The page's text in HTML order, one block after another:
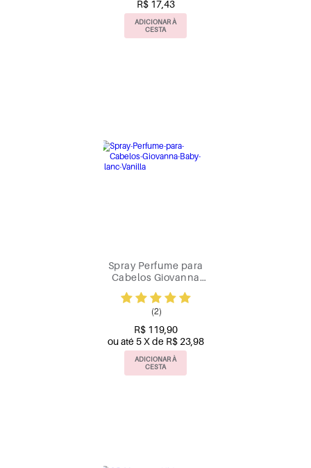
R$ 17,43
ADICIONAR À
CESTA
Spray Perfume para
Cabelos Giovanna
(2)
R$ 119,90
ou até 5 X de R$ 23,98
ADICIONAR À
CESTA